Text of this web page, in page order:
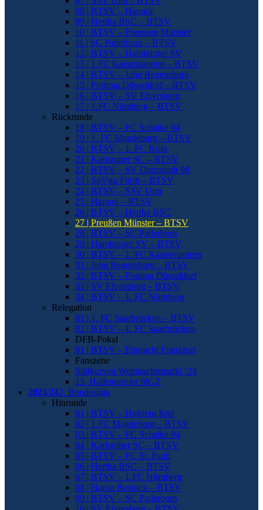
08 | BTSV – Hannoi
09 | Hertha BSC – BTSV
10 | BTSV – Preussen Münster
11 | SC Paderborn – BTSV
12 | BTSV – Hamburger SV
13 | 1.FC Kaiserslautern – BTSV
14 | BTSV – Jahn Regensburg
15 | Fortuna Düsseldorf – BTSV
16 | BTSV – SV Elversberg
17 | 1.FC Nürnberg – BTSV
Rückrunde
18 | BTSV – FC Schalke 04
19 | 1. FC Magdeburg – BTSV
20 | BTSV – 1. FC Köln
21 | Karlsruher SC – BTSV
22 | BTSV – SV Darmstadt 98
23 | SpVgg Fürth – BTSV
24 | BTSV – SSV Ulm
25 | Hannoi – BTSV
26 | BTSV – Hertha BSC
27 | Preußen Münster – BTSV
28 | BTSV – SC Paderborn
29 | Hamburger SV – BTSV
30 | BTSV – 1. FC Kaiserslautern
31 | Jahn Regensburg – BTSV
32 | BTSV – Fortuna Düsseldorf
33 | SV Elversberg – BTSV
34 | BTSV – 1. FC Nürnberg
Relegation
01 | 1. FC Saarbrücken – BTSV
02 | BTSV – 1. FC Saarbrücken
DFB-Pokal
01 | BTSV – Eintracht Frankfurt
Fanszene
Südkurven Weihnachtsmarkt ’24
13. Hallenturnier fdGZ
2023/242. Bundesliga
Hinrunde
01 | BTSV – Holstein Kiel
02 | 1.FC Magdeburg – BTSV
03 | BTSV – FC Schalke 04
04 | Karlsruher SC – BTSV
05 | BTSV – FC St. Pauli
06 | Hertha BSC – BTSV
07 | BTSV – 1.FC Nürnberg
08 | Hansa Rostock – BTSV
09 | BTSV – SC Paderborn